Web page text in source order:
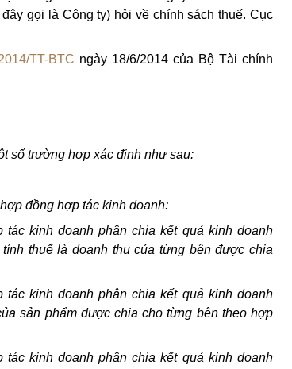
gọi là Công ty) hỏi về chính sách thuế. Cục
TT-BTC ngày 18/6/2014 của Bộ Tài chính
số trường hợp xác định như sau:
đồng hợp tác kinh doanh:
kinh doanh phân chia kết quả kinh doanh
thuế là doanh thu của từng bên được chia
kinh doanh phân chia kết quả kinh doanh
sản phẩm được chia cho từng bên theo hợp
kinh doanh phân chia kết quả kinh doanh